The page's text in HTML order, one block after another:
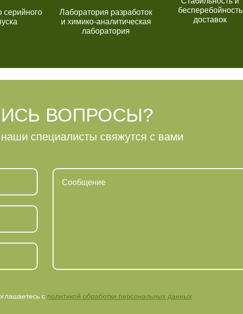
серийного
Лаборатория разработок
и химико-аналитическая
лаборатория
бесперебойность
доставок
ВОПРОСЫ?
наши специалисты свяжутся с вами
с политикой обработки персональных данных